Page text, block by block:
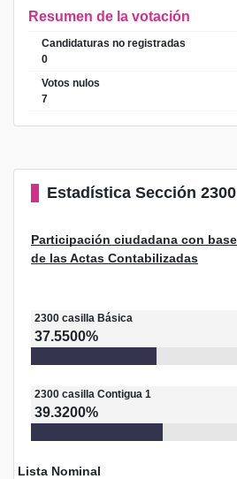
Resumen de la votación
Candidaturas no registradas
0
Votos nulos
7
Estadística Sección 2300
Participación ciudadana con
de las Actas Contabilizadas
2300 casilla Básica
37.5500%
2300 casilla Contigua 1
39.3200%
Lista Nominal